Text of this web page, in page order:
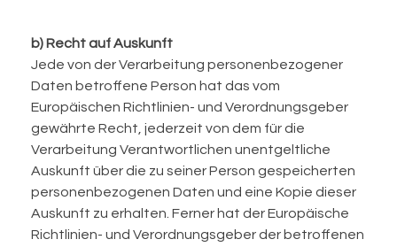
b) Recht auf Auskunft
Jede von der Verarbeitung personenbezogener
Daten betroffene Person hat das vom
Europäischen Richtlinien- und Verordnungsgeber
gewährte Recht, jederzeit von dem für die
Verarbeitung Verantwortlichen unentgeltliche
Auskunft über die zu seiner Person gespeicherten
personenbezogenen Daten und eine Kopie dieser
Auskunft zu erhalten. Ferner hat der Europäische
Richtlinien- und Verordnungsgeber der betroffenen